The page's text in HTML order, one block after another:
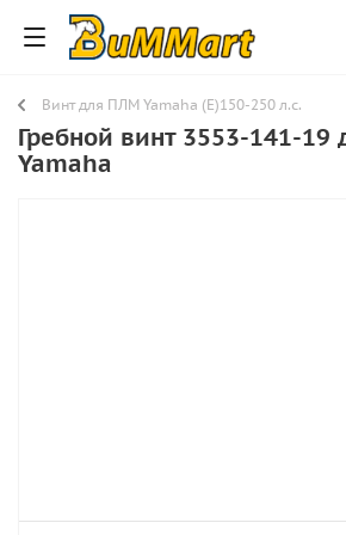
Винт для ПЛМ Yamaha (E)150-250 л.с.
Гребной винт 3553-141-
Yamaha